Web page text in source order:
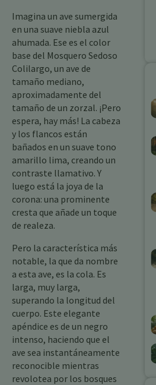
Imagina un ave sumergida
en una suave niebla azul
ahumada. Ese es el color
base del Mosquero Sedoso
Colilargo, un ave de
tamaño mediano,
aproximadamente del
tamaño de un zorzal. ¡Pero
espera, hay más! La cabeza
y los flancos están
bañados en un suave tono
amarillo lima, creando un
contraste llamativo. Y
luego está la joya de la
corona: una prominente
cresta que añade un toque
de realeza.
Pero la característica más
notable, la que da nombre
a esta ave, es la cola. Es
larga, muy larga,
superando la longitud del
cuerpo. Este elegante
apéndice es de un negro
intenso, haciendo que el
ave sea instantáneamente
reconocible mientras
revolotea por los bosques